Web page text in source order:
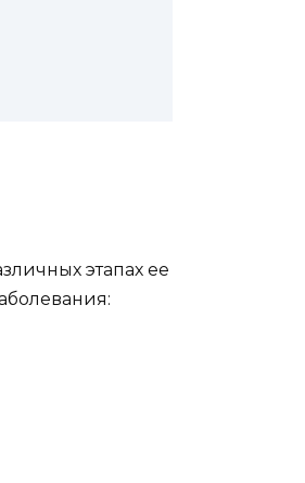
этапах ее